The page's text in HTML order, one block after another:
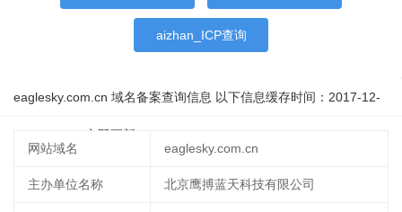
aizhan_ICP查询
eaglesky.com.cn 域名备案查询信息 以下信息缓存时间： 2017-12-
立即更新
网站域名
eaglesky.com.cn
主办单位名称 北京鹰搏蓝天科技有限公司